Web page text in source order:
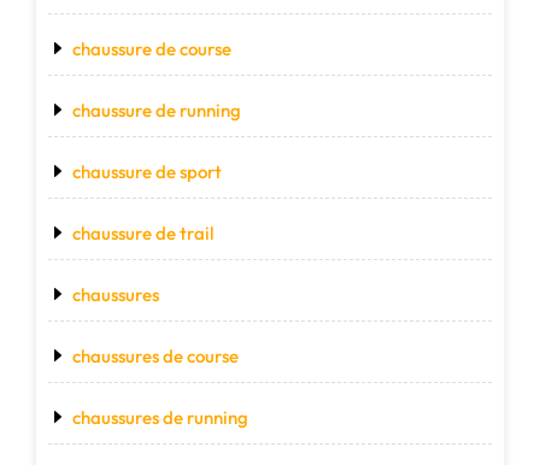
chaussure de course
chaussure de running
chaussure de sport
chaussure de trail
chaussures
chaussures de course
chaussures de running